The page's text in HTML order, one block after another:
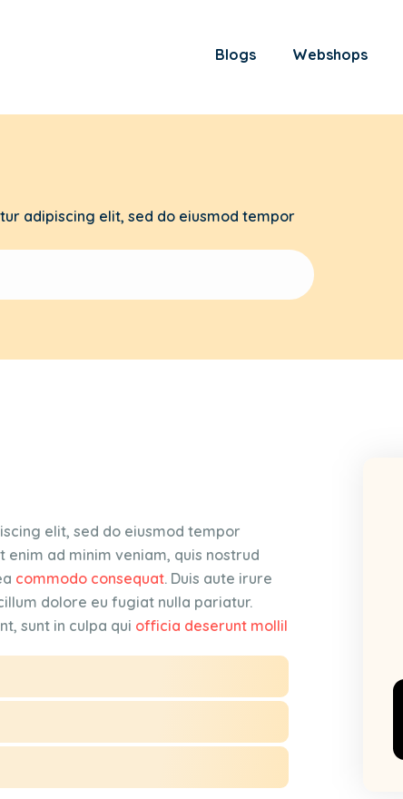
Blogs Webshops
adipiscing elit, sed do eiusmod tempor
elit, sed do eiusmod tempor
ad minim veniam, quis nostrud
commodo consequat. Duis aute irure
dolore eu fugiat nulla pariatur.
sunt in culpa qui officia deserunt mollil